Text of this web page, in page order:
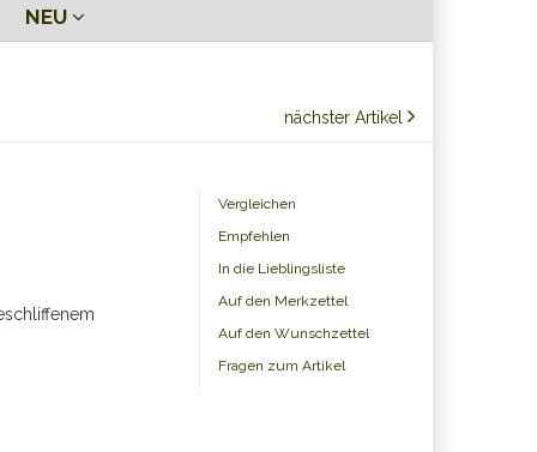
NEU
nächster Artikel
Vergleichen
Empfehlen
In die Lieblingsliste
Auf den Merkzettel
Auf den Wunschzettel
Fragen zum Artikel